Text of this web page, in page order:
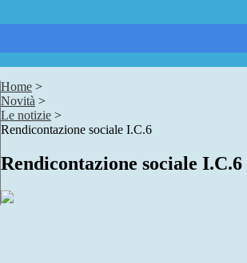
Home >
Novità >
Le notizie >
Rendicontazione sociale I.C.6
Rendicontazione sociale I.C.6